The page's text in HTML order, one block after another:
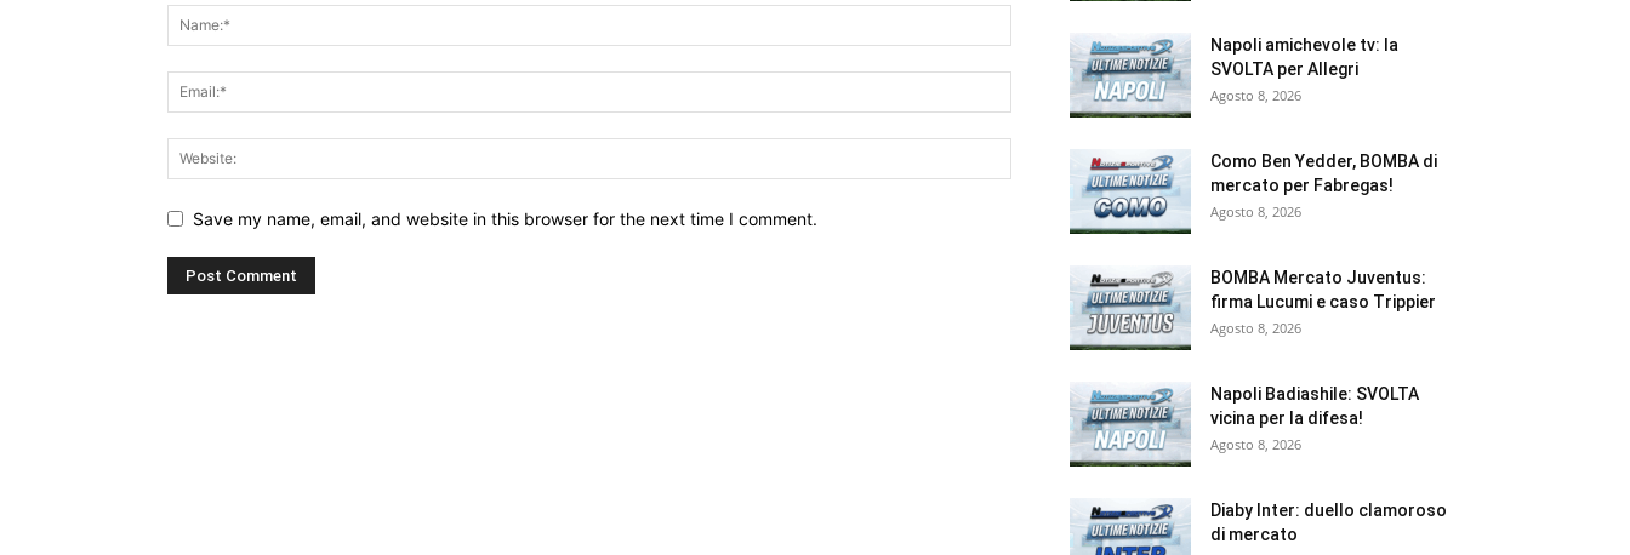
Save my name, email, and website in this browser for the next time I comment.
Napoli amichevole tv: la
SVOLTA per Allegri
Agosto 8, 2026
Como Ben Yedder, BOMBA di
mercato per Fabregas!
Agosto 8, 2026
BOMBA Mercato Juventus:
firma Lucumi e caso Trippier
Agosto 8, 2026
Napoli Badiashile: SVOLTA
vicina per la difesa!
Agosto 8, 2026
Diaby Inter: duello clamoroso
di mercato